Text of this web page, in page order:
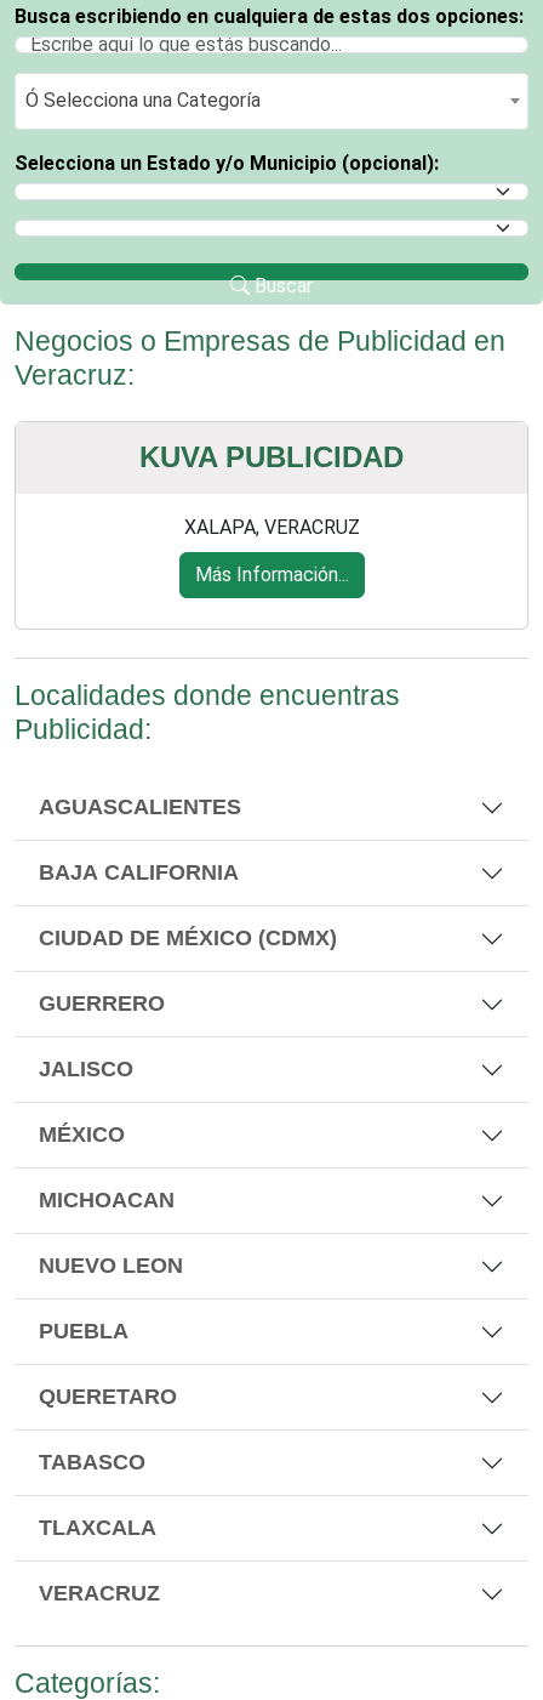
Busca escribiendo en cualquiera de estas dos opciones:
Ó Selecciona una Categoría
Ó Selecciona una Categoría
Selecciona un Estado y/o Municipio (opcional):
Selecciona un Estado
Selecciona un Municipio
Buscar
Negocios o Empresas de Publicidad en
Veracruz:
KUVA PUBLICIDAD
XALAPA, VERACRUZ
Más Información...
Localidades donde encuentras
Publicidad:
AGUASCALIENTES
BAJA CALIFORNIA
CIUDAD DE MÉXICO (CDMX)
GUERRERO
JALISCO
MÉXICO
MICHOACAN
NUEVO LEON
PUEBLA
QUERETARO
TABASCO
TLAXCALA
VERACRUZ
Categorías: